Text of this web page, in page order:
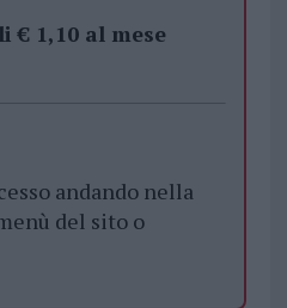
€ 1,10 al mese
andando nella
del sito o